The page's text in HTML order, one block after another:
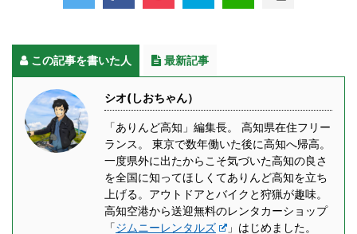
この記事を書いた人 最新記事
シオ(しおちゃん）
「ありんど高知」編集長。 高知県在住フリー
ランス。 東京で数年働いた後に高知へ帰高。
一度県外に出たからこそ気づいた高知の良さ
を全国に知ってほしくてありんど高知を立ち
上げる。アウトドアとバイクと狩猟が趣味。
高知空港から送迎無料のレンタカーショップ
「ジムニーレンタルズ 」はじめました。